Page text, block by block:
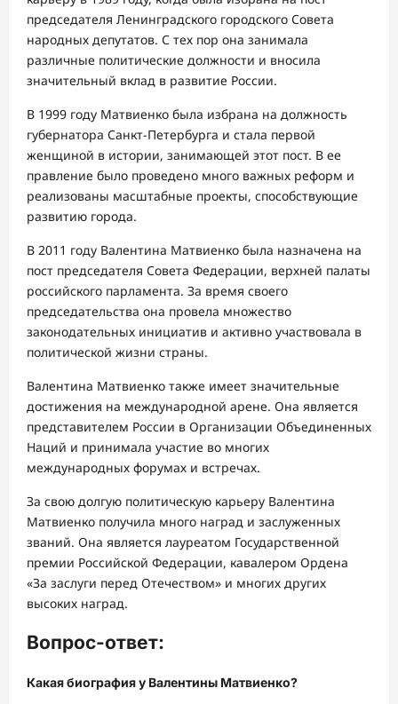
председателя Ленинградского городского Совета
народных депутатов. С тех пор она занимала
различные политические должности и вносила
значительный вклад в развитие России.
В 1999 году Матвиенко была избрана на должность
губернатора Санкт-Петербурга и стала первой
женщиной в истории, занимающей этот пост. В ее
правление было проведено много важных реформ и
реализованы масштабные проекты, способствующие
развитию города.
В 2011 году Валентина Матвиенко была назначена на
пост председателя Совета Федерации, верхней палаты
российского парламента. За время своего
председательства она провела множество
законодательных инициатив и активно участвовала в
политической жизни страны.
Валентина Матвиенко также имеет значительные
достижения на международной арене. Она является
представителем России в Организации Объединенных
Наций и принимала участие во многих
международных форумах и встречах.
За свою долгую политическую карьеру Валентина
Матвиенко получила много наград и заслуженных
званий. Она является лауреатом Государственной
премии Российской Федерации, кавалером Ордена
«За заслуги перед Отечеством» и многих других
высоких наград.
Вопрос-ответ:
Какая биография у Валентины Матвиенко?